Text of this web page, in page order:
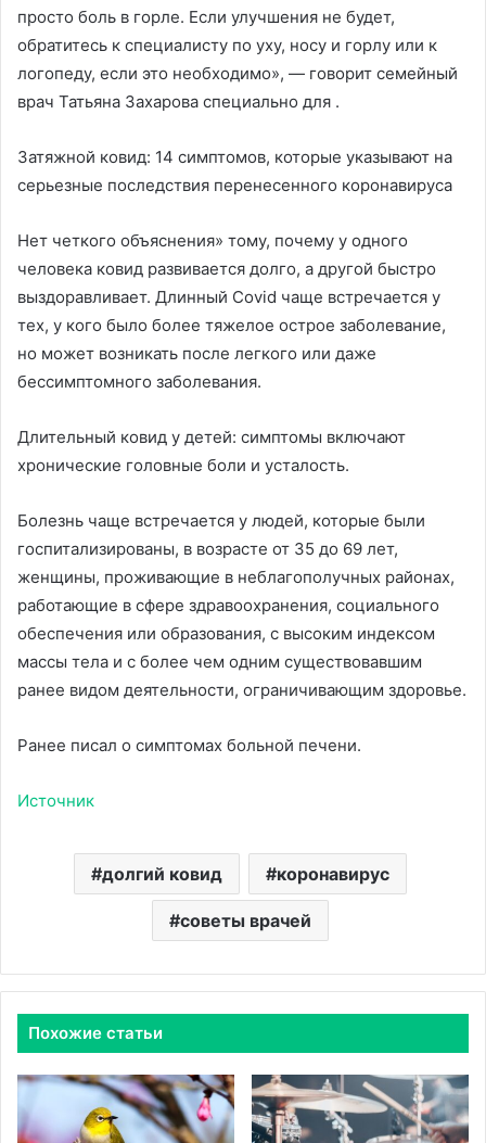
просто боль в горле. Если улучшения не будет,
обратитесь к специалисту по уху, носу и горлу или к
логопеду, если это необходимо», — говорит семейный
врач Татьяна Захарова специально для .
Затяжной ковид: 14 симптомов, которые указывают на
серьезные последствия перенесенного коронавируса
Нет четкого объяснения» тому, почему у одного
человека ковид развивается долго, а другой быстро
выздоравливает. Длинный Covid чаще встречается у
тех, у кого было более тяжелое острое заболевание,
но может возникать после легкого или даже
бессимптомного заболевания.
Длительный ковид у детей: симптомы включают
хронические головные боли и усталость.
Болезнь чаще встречается у людей, которые были
госпитализированы, в возрасте от 35 до 69 лет,
женщины, проживающие в неблагополучных районах,
работающие в сфере здравоохранения, социального
обеспечения или образования, с высоким индексом
массы тела и с более чем одним существовавшим
ранее видом деятельности, ограничивающим здоровье.
Ранее писал о симптомах больной печени.
Источник
долгий ковид коронавирус
советы врачей
Похожие статьи